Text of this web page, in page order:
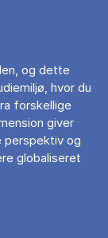
og dette
hvor du
forskellige
giver
perspektiv og
globaliseret